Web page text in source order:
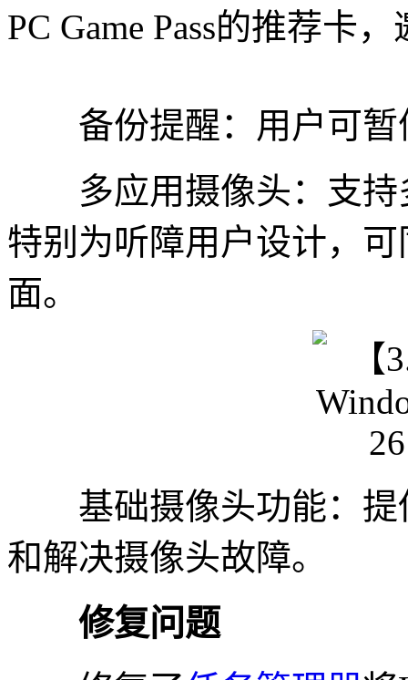
PC Game Pass的推荐卡
备份提醒：用户可暂
多应用摄像头：支持
特别为听障用户设计，
面。
基础摄像头功能：提
和解决摄像头故障。
修复问题